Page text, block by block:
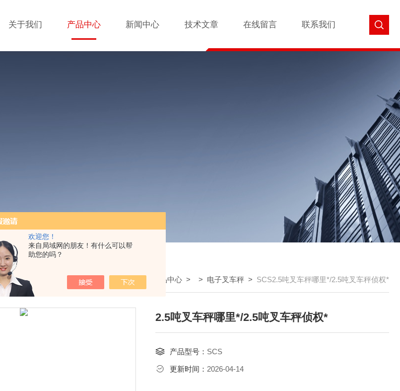
欢迎您！
来自局域网的朋友！有什么可以帮
助您的吗？
关于我们 产品中心 新闻中心 技术文章 在线留言 联系我们
我的位置：首页 产品中心 > > 电子叉车秤 > SCS2.5吨叉车秤哪里*/2.5吨叉车秤侦权*
2.5吨叉车秤哪里*/2.5吨叉车秤侦权*
产品型号： SCS
更新时间： 2026-04-14